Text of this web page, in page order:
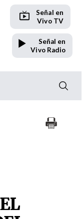
Señal en
Vivo TV
Señal en
Vivo Radio